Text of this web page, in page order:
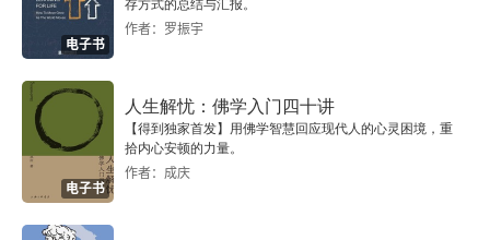
电子书
存方式的总结与汇报。
作者：罗振宇
电子书
人生解忧：佛学入门四十讲
【得到独家首发】用佛学智慧回应现代人的心灵困境，重
拾内心安顿的力量。
作者：成庆